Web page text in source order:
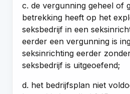
c. de vergunning geheel of
betrekking heeft op het
seksbedrijf in een
eerder een vergunning is
seksinrichting eerder
seksbedrijf is uitgeoefend;
d. het bedrijfsplan niet